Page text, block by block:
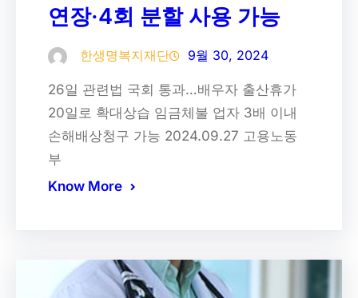
연장·4회 분할 사용 가능
한생명복지재단 9월 30, 2024
26일 관련법 국회 통과…배우자 출산휴가
20일로 확대상습 임금체불 업자 3배 이내
손해배상청구 가능 2024.09.27 고용노동
부
Know More